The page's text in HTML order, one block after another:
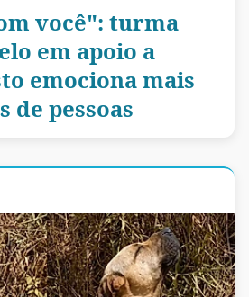
você": turma
em apoio a
emociona mais
de pessoas